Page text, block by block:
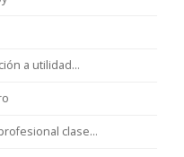
a utilidad...
clase...